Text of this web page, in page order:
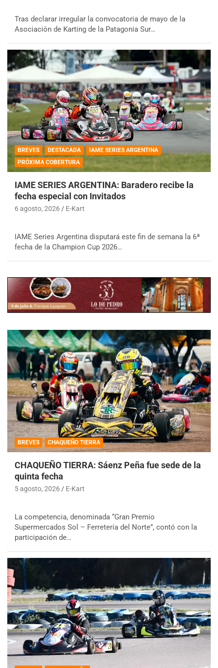
Tras declarar irregular la convocatoria de mayo de la
Asociación de Karting de la Patagonia Sur…
BREVES DESTACADA
IAME SERIES ARGENTINA
PRÓXIMA COBERTURA
IAME SERIES ARGENTINA: Baradero recibe la
fecha especial con Invitados
6 agosto, 2026 E-Kart
IAME Series Argentina disputará este fin de semana la 6ª
fecha de la Champion Cup 2026…
BREVES CHAQUEÑO TIERRA
CHAQUEÑO TIERRA: Sáenz Peña fue sede de la
quinta fecha
5 agosto, 2026 E-Kart
La competencia, denominada “Gran Premio
Supermercados Sol – Ferretería del Norte”, contó con la
participación de…